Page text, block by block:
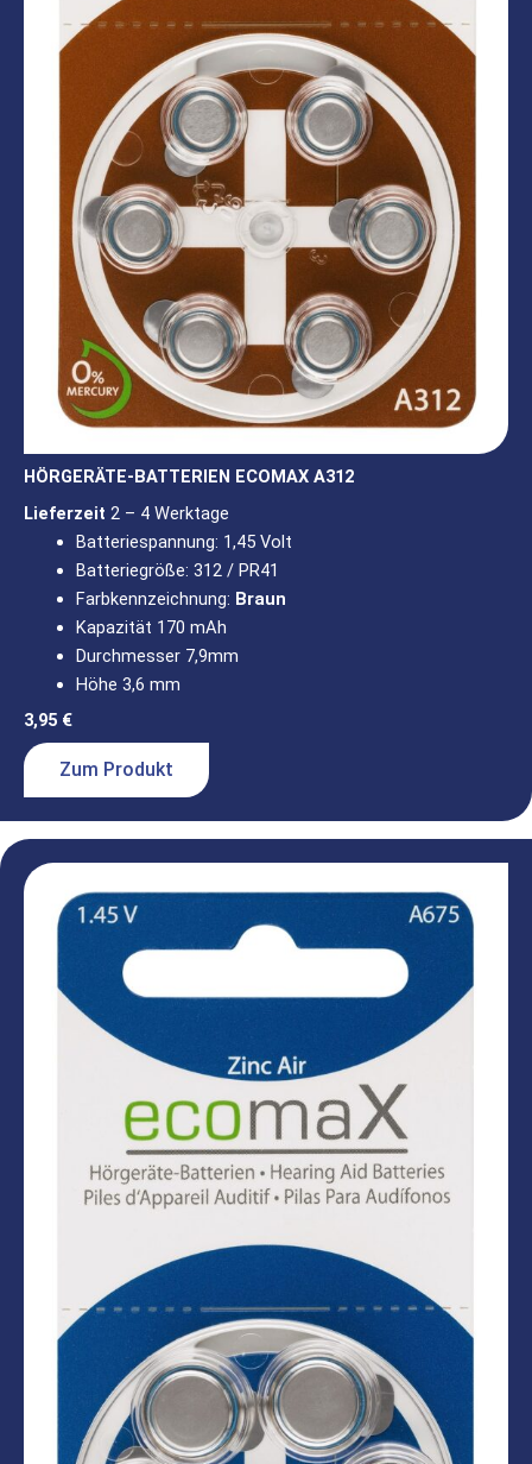
HÖRGERÄTE-BATTERIEN ECOMAX A312
Lieferzeit 2 – 4 Werktage
Batteriespannung: 1,45 Volt
Batteriegröße: 312 / PR41
Farbkennzeichnung: Braun
Kapazität 170 mAh
Durchmesser 7,9mm
Höhe 3,6 mm
3,95 €
Zum Produkt